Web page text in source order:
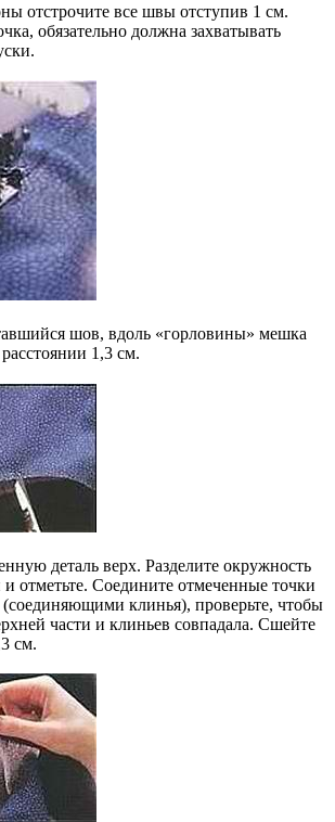
отстрочите все швы отступив 1 см.
обязательно должна захватывать
шов, вдоль «горловины» мешка
1,3 см.
деталь верх. Разделите окружность
отметьте. Соедините отмеченные точки
клинья), проверьте, чтобы
части и клиньев совпадала. Сшейте
см.